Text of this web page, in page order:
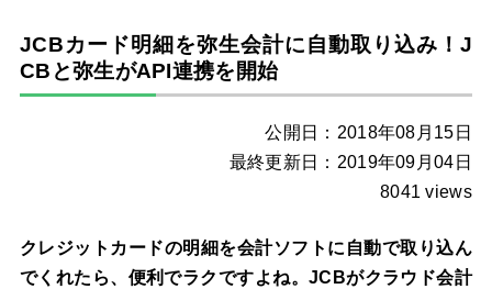
JCBカード明細を弥生会計に自動取り込み！J
CBと弥生がAPI連携を開始
公開日：2018年08月15日
最終更新日：2019年09月04日
8041 views
クレジットカードの明細を会計ソフトに自動で取り込ん
でくれたら、便利でラクですよね。JCBがクラウド会計